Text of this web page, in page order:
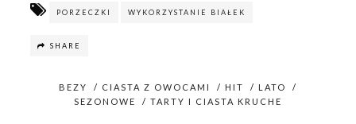
o d
PORZECZKI WYKORZYSTANIE BIAŁEK
SHARE
BEZY / CIASTA Z OWOCAMI / HIT / LATO
/
SEZONOWE
/ TARTY I CIASTA KRUCHE